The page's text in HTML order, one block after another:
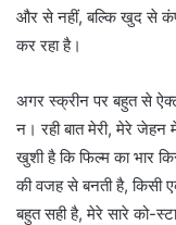
और से नहीं, बल्कि खुद से
कर रहा है।
अगर स्क्रीन पर बहुत से
न। रही बात मेरी, मेरे जेहन
खुशी है कि फिल्म का भार
की वजह से बनती है, किसी
बहुत सही है, मेरे सारे को-